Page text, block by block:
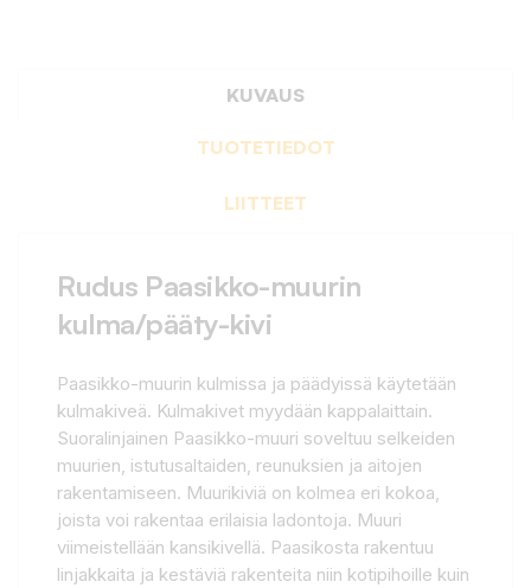
KUVAUS
TUOTETIEDOT
LIITTEET
Rudus Paasikko-muurin
kulma/pääty-kivi
Paasikko-muurin kulmissa ja päädyissä käytetään
kulmakiveä. Kulmakivet myydään kappalaittain.
Suoralinjainen Paasikko-muuri soveltuu selkeiden
muurien, istutusaltaiden, reunuksien ja aitojen
rakentamiseen. Muurikiviä on kolmea eri kokoa,
joista voi rakentaa erilaisia ladontoja. Muuri
viimeistellään kansikivellä. Paasikosta rakentuu
linjakkaita ja kestäviä rakenteita niin kotipihoille kuin